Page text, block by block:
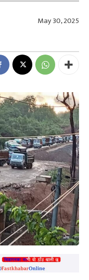
May 30, 2025